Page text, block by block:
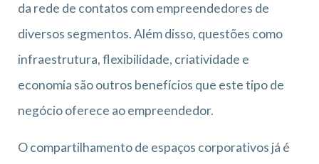
da rede de contatos com empreendedores de
diversos segmentos. Além disso, questões como
infraestrutura, flexibilidade, criatividade e
economia são outros benefícios que este tipo de
negócio oferece ao empreendedor.
O compartilhamento de espaços corporativos já é